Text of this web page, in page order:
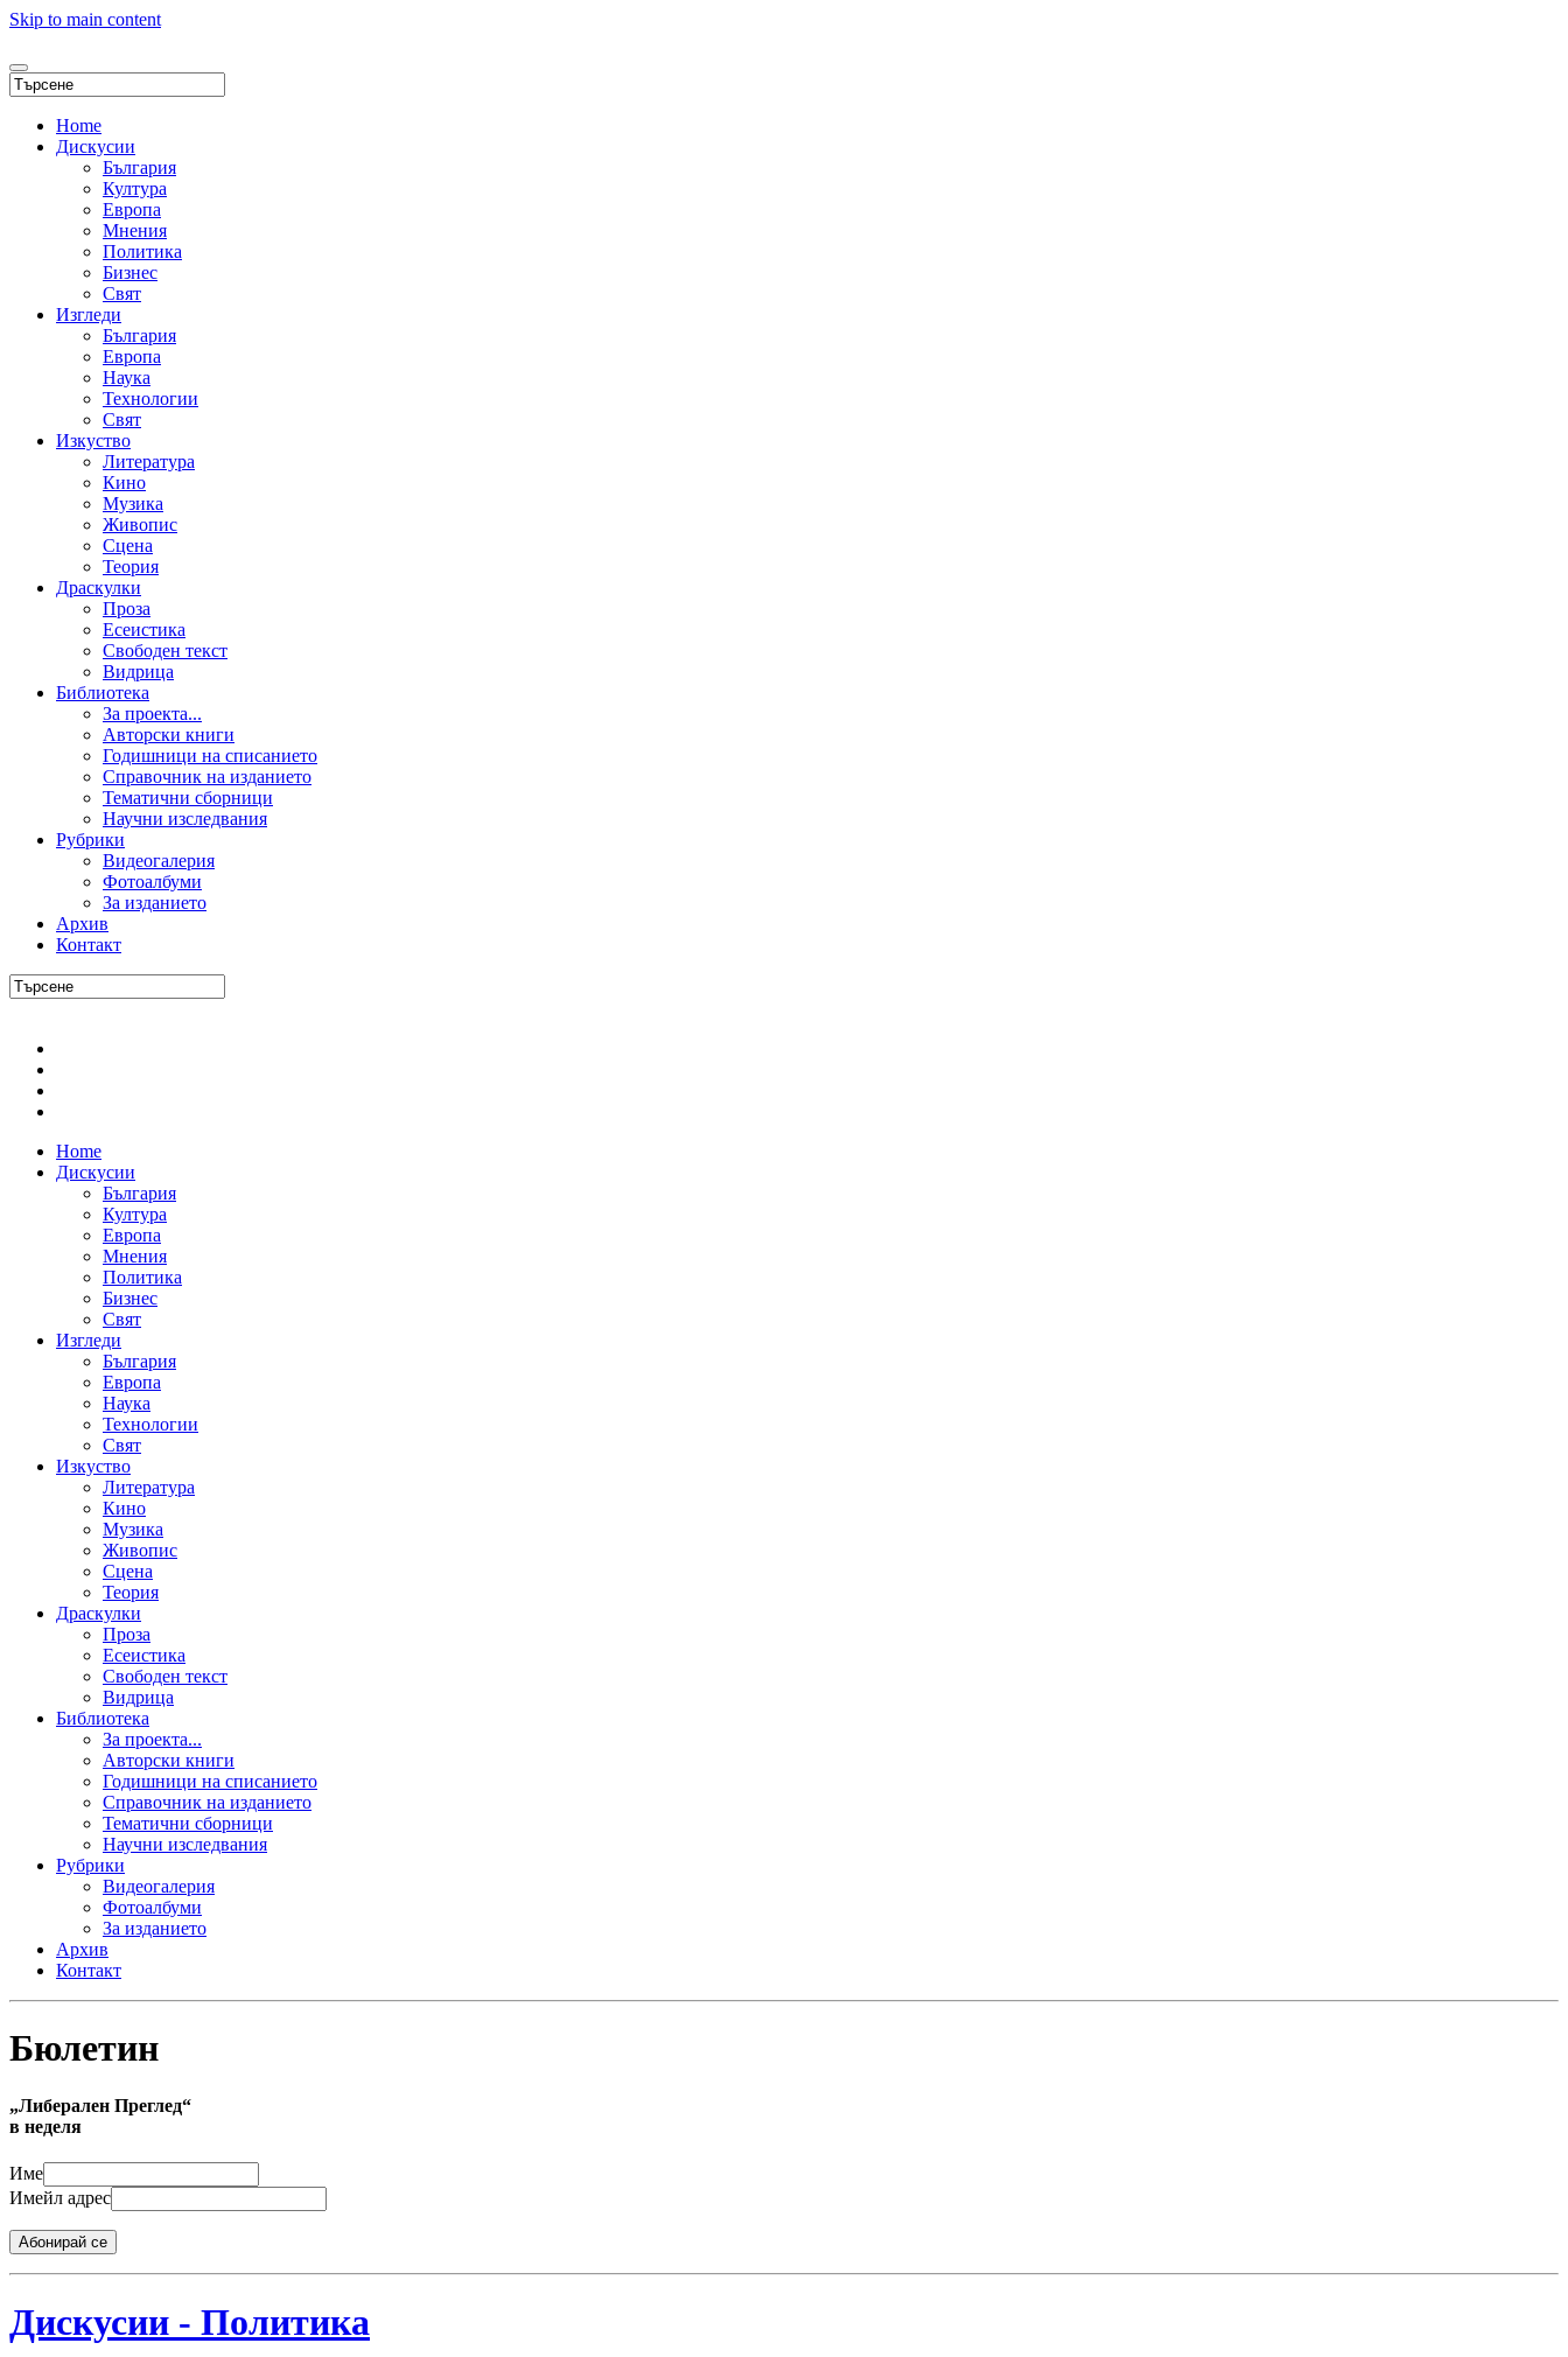
Skip to main content
Home
Дискусии
България
Култура
Европа
Мнения
Политика
Бизнес
Свят
Изгледи
България
Европа
Наука
Технологии
Свят
Изкуство
Литература
Кино
Музика
Живопис
Сцена
Теория
Драскулки
Проза
Есеистика
Свободен текст
Видрица
Библиотека
За проекта...
Авторски книги
Годишници на списанието
Справочник на изданието
Тематични сборници
Научни изследвания
Рубрики
Видеогалерия
Фотоалбуми
За изданието
Архив
Контакт
Home
Дискусии
България
Култура
Европа
Мнения
Политика
Бизнес
Свят
Изгледи
България
Европа
Наука
Технологии
Свят
Изкуство
Литература
Кино
Музика
Живопис
Сцена
Теория
Драскулки
Проза
Есеистика
Свободен текст
Видрица
Библиотека
За проекта...
Авторски книги
Годишници на списанието
Справочник на изданието
Тематични сборници
Научни изследвания
Рубрики
Видеогалерия
Фотоалбуми
За изданието
Архив
Контакт
Бюлетин
„Либерален Преглед“
в неделя
Име
Имейл адрес
Абонирай се
Дискусии - Политика